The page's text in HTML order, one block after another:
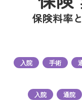
保険料率
入院 手術
入院 通院